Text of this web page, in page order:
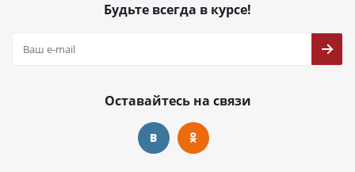
Будьте всегда в курсе!
Оставайтесь на связи